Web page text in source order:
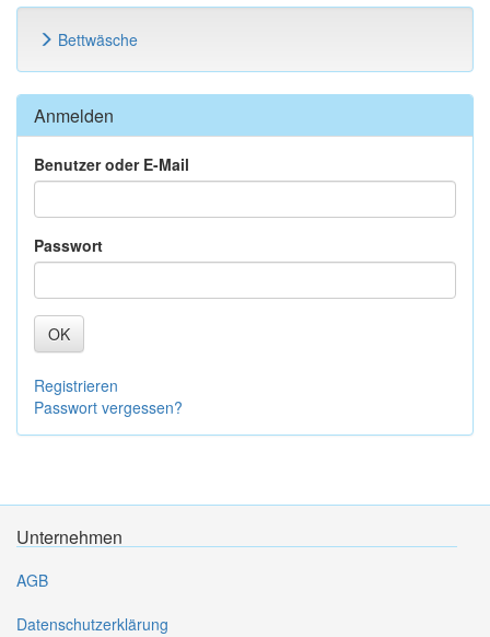
Bettwäsche
Anmelden
Benutzer oder E-Mail
Passwort
OK
Registrieren
Passwort vergessen?
Unternehmen
AGB
Datenschutzerklärung